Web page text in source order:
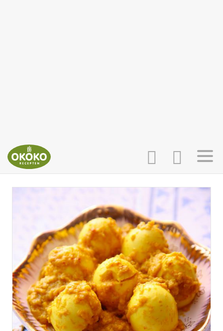
INLOGGEN
AANMELDEN
HOME
RECEPTEN
WEEKMENU'S
KOOKBOEKEN